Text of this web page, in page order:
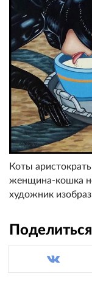
Коты
женщина-кошка
художник